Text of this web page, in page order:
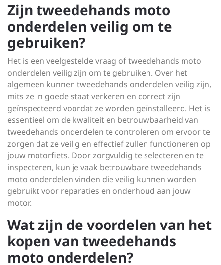
Zijn tweedehands moto
onderdelen veilig om te
gebruiken?
Het is een veelgestelde vraag of tweedehands moto
onderdelen veilig zijn om te gebruiken. Over het
algemeen kunnen tweedehands onderdelen veilig zijn,
mits ze in goede staat verkeren en correct zijn
geïnspecteerd voordat ze worden geïnstalleerd. Het is
essentieel om de kwaliteit en betrouwbaarheid van
tweedehands onderdelen te controleren om ervoor te
zorgen dat ze veilig en effectief zullen functioneren op
jouw motorfiets. Door zorgvuldig te selecteren en te
inspecteren, kun je vaak betrouwbare tweedehands
moto onderdelen vinden die veilig kunnen worden
gebruikt voor reparaties en onderhoud aan jouw
motor.
Wat zijn de voordelen van het
kopen van tweedehands
moto onderdelen?